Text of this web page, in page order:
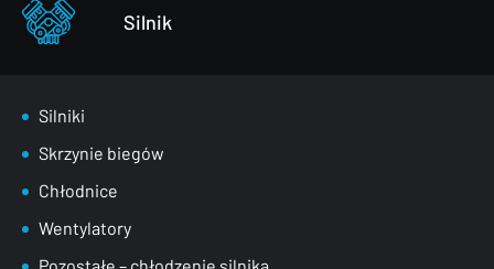
Pozostałe – części karoserii
Silnik
Silniki
Skrzynie biegów
Chłodnice
Wentylatory